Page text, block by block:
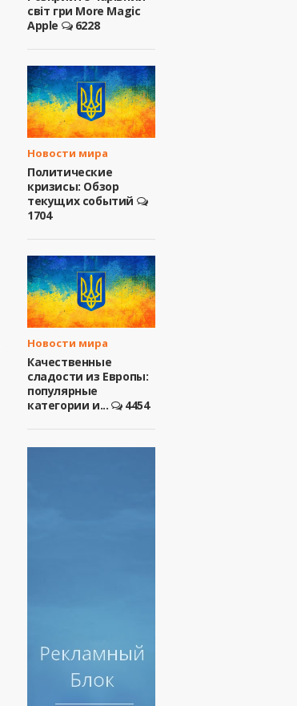
світ гри More Magic
Apple
6228
Новости мира
Политические
кризисы: Обзор
текущих событий
1704
Новости мира
Качественные
сладости из Европы:
популярные
категории и...
4454